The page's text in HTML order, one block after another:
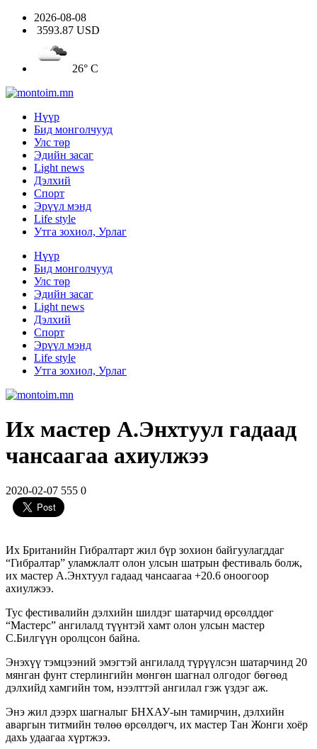
2026-08-08
3593.87 USD
26° C
Нүүр
Бид монголчууд
Улс төр
Эдийн засаг
Light news
Дэлхий
Спорт
Эрүүл мэнд
Life style
Утга зохиол, Урлаг
Нүүр
Бид монголчууд
Улс төр
Эдийн засаг
Light news
Дэлхий
Спорт
Эрүүл мэнд
Life style
Утга зохиол, Урлаг
Их мастер А.Энхтуул гадаад
чансаагаа ахиулжээ
2020-02-07 555 0
Их Британийн Гибралтарт жил бүр зохион байгуулагддаг
“Гибралтар” уламжлалт олон улсын шатрын фестиваль болж,
их мастер А.Энхтуул гадаад чансаагаа +20.6 оноогоор
ахиулжээ.
Тус фестивалийн дэлхийн шилдэг шатарчид өрсөлддөг
“Мастерс” ангилалд түүнтэй хамт олон улсын мастер
С.Билгүүн оролцсон байна.
Энэхүү тэмцээний эмэгтэй ангилалд түрүүлсэн шатарчинд 20
мянган фунт стерлингийн мөнгөн шагнал олгодог бөгөөд
дэлхийд хамгийн том, нээлттэй ангилал гэж үздэг аж.
Энэ жил дээрх шагналыг БНХАУ-ын тамирчин, дэлхийн
аваргын титмийн төлөө өрсөлдөгч, их мастер Тан Жонги хоёр
дахь удаагаа хүртжээ.